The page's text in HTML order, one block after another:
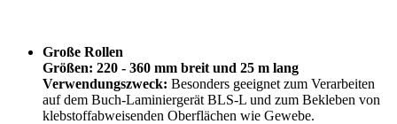
Große Rollen
Größen: 220 - 360 mm breit und 25 m lang
Verwendungszweck: Besonders geeignet zum Verarbeiten
auf dem Buch-Laminiergerät BLS-L und zum Bekleben von
klebstoffabweisenden Oberflächen wie Gewebe.